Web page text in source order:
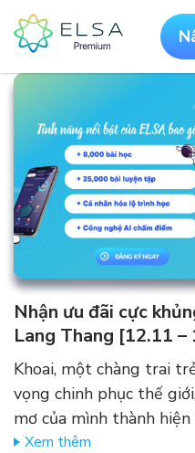
Nhận ưu đãi cực
Lang Thang [12.11 –
Khoai, một chàng trai
vọng chinh phục thế
mơ của mình thành
Xem thêm